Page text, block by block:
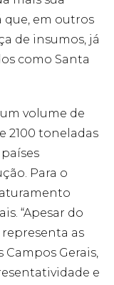
que, em outros
de insumos, já
como Santa
volume de
2100 toneladas
Para o
“Apesar do
as
Gerais,
e